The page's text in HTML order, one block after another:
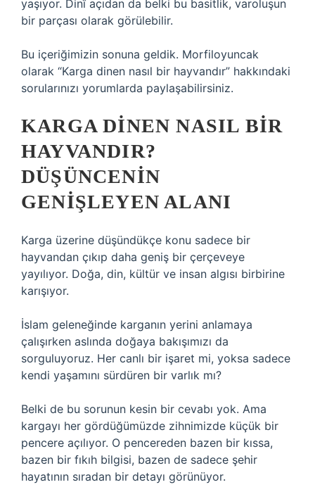
yaşıyor. Dinî açıdan da belki bu basitlik, varoluşun
bir parçası olarak görülebilir.
Bu içeriğimizin sonuna geldik. Morfiloyuncak
olarak “Karga dinen nasıl bir hayvandır” hakkındaki
sorularınızı yorumlarda paylaşabilirsiniz.
KARGA DINEN NASIL BIR
HAYVANDIR?
DÜŞÜNCENIN
GENIŞLEYEN ALANI
Karga üzerine düşündükçe konu sadece bir
hayvandan çıkıp daha geniş bir çerçeveye
yayılıyor. Doğa, din, kültür ve insan algısı birbirine
karışıyor.
İslam geleneğinde karganın yerini anlamaya
çalışırken aslında doğaya bakışımızı da
sorguluyoruz. Her canlı bir işaret mi, yoksa sadece
kendi yaşamını sürdüren bir varlık mı?
Belki de bu sorunun kesin bir cevabı yok. Ama
kargayı her gördüğümüzde zihnimizde küçük bir
pencere açılıyor. O pencereden bazen bir kıssa,
bazen bir fıkıh bilgisi, bazen de sadece şehir
hayatının sıradan bir detayı görünüyor.